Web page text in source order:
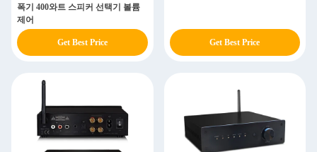
폭기 400와트 스피커 선택기 볼륨
제어
Get Best Price Get Best Price